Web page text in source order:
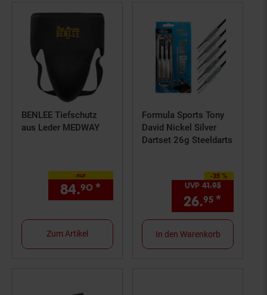
BENLEE Tiefschutz
aus Leder MEDWAY
nur
84.90 * € Sternchen
Zum Artikel
Formula Sports Tony
David Nickel Silver
Dartset 26g Steeldarts
-35 %
Sie Sparen 35 Prozent,
UVP41.95UVP : 41,
26.95 *
In den Warenkorb